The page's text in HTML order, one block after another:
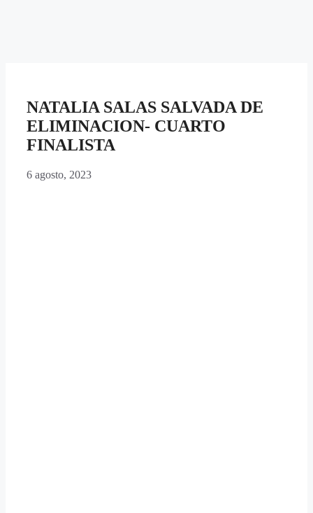
NATALIA SALAS SALVADA DE
ELIMINACION- CUARTO
FINALISTA
6 agosto, 2023